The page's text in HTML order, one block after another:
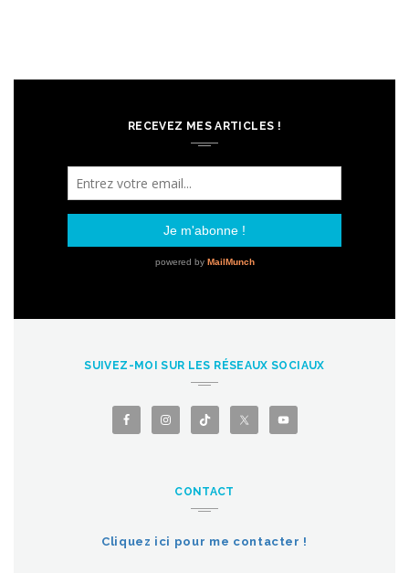
RECEVEZ MES ARTICLES !
SUIVEZ-MOI SUR LES RÉSEAUX SOCIAUX
CONTACT
Cliquez ici pour me contacter !